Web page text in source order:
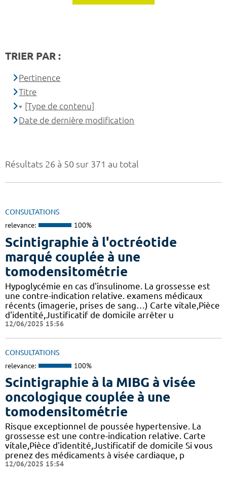
Résultats 26 à 50 sur 371 au total
CONSULTATIONS
relevance: 100%
Scintigraphie à l'octréotide
marqué couplée à une
tomodensitométrie
Hypoglycémie en cas d'insulinome. La grossesse est
une contre-indication relative. examens médicaux
récents (imagerie, prises de sang…) Carte vitale,Pièce
d'identité,Justificatif de domicile arrêter u
12/06/2025 15:56
CONSULTATIONS
relevance: 100%
Scintigraphie à la MIBG à visée
oncologique couplée à une
tomodensitométrie
Risque exceptionnel de poussée hypertensive. La
grossesse est une contre-indication relative. Carte
vitale,Pièce d'identité,Justificatif de domicile Si vous
prenez des médicaments à visée cardiaque, p
12/06/2025 15:54
TRIER PAR :
Pertinence
Titre
[Type de contenu]
Date de dernière modification